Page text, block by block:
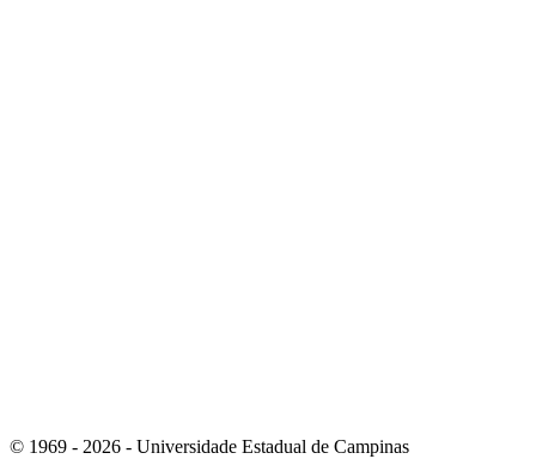
© 1969 - 2026 - Universidade Estadual de Campinas